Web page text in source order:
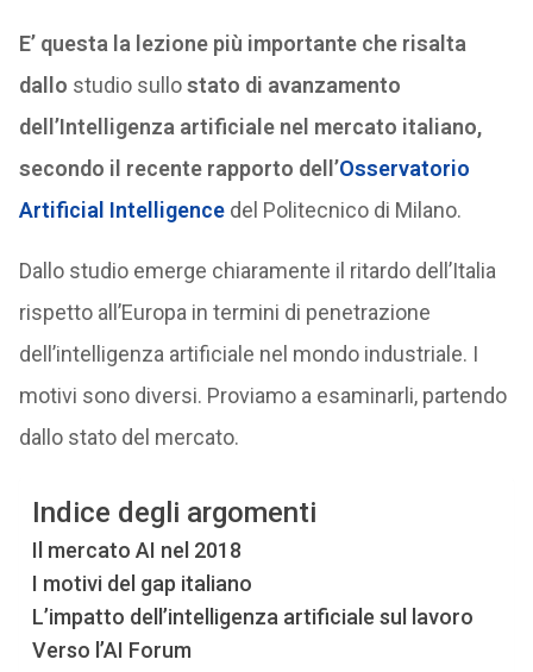
E’ questa la lezione più importante che risalta
dallo studio sullostato di avanzamento
dell’Intelligenza artificiale nel mercato italiano,
secondo il recente rapporto dell’Osservatorio
Artificial Intelligence del Politecnico di Milano.
Dallo studio emerge chiaramente il ritardo dell’Italia
rispetto all’Europa in termini di penetrazione
dell’intelligenza artificiale nel mondo industriale. I
motivi sono diversi. Proviamo a esaminarli, partendo
dallo stato del mercato.
Indice degli argomenti
Il mercato AI nel 2018
I motivi del gap italiano
L’impatto dell’intelligenza artificiale sul lavoro
Verso l’AI Forum